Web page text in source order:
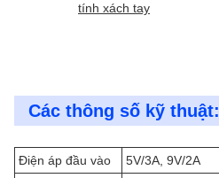
tính xách tay
Các thông số kỹ thuật:
Điện áp đầu vào
5V/3A, 9V/2A